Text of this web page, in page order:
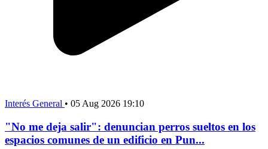
Interés General • 05 Aug 2026 19:10
"No me deja salir": denuncian perros sueltos en los
espacios comunes de un edificio en Pun...